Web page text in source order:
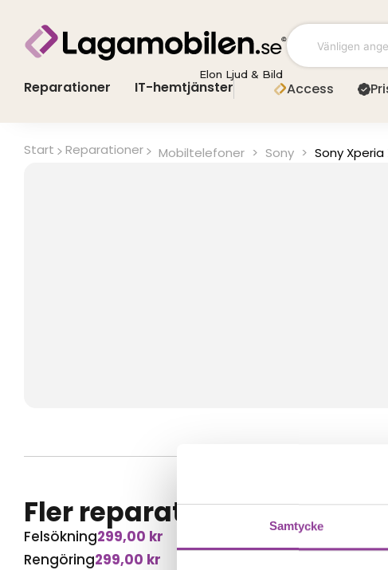
Samtycke
innehåll
Elon Ljud & Bild
Reparationer IT-hemtjänster Access
Start Reparationer Mobiltelefoner > Sony > Sony Xperia
Fler reparationer för
Felsökning299,00 kr
Rengöring299,00 kr